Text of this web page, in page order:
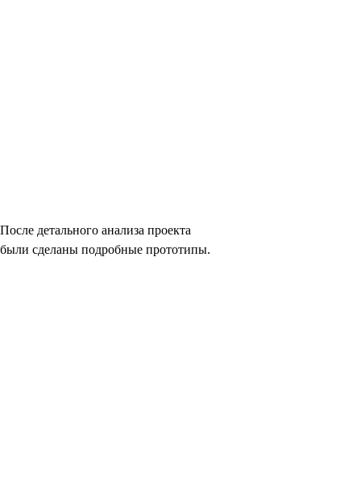
После детального анализа проекта
были сделаны подробные прототипы.